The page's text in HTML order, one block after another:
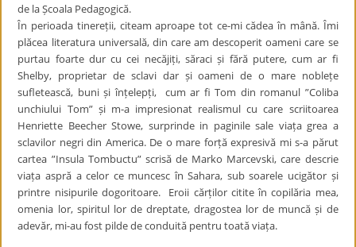
de la Școala Pedagogică.
În perioada tinereții, citeam aproape tot ce-mi cădea în mână. Îmi
plăcea literatura universală, din care am descoperit oameni care se
purtau foarte dur cu cei necăjiți, săraci și fără putere, cum ar fi
Shelby, proprietar de sclavi dar și oameni de o mare noblețe
sufletească, buni și înțelepți, cum ar fi Tom din romanul ”Coliba
unchiului Tom” și m-a impresionat realismul cu care scriitoarea
Henriette Beecher Stowe, surprinde in paginile sale viața grea a
sclavilor negri din America. De o mare forță expresivă mi s-a părut
cartea ”Insula Tombuctu” scrisă de Marko Marcevski, care descrie
viața aspră a celor ce muncesc în Sahara, sub soarele ucigător și
printre nisipurile dogoritoare. Eroii cărților citite în copilăria mea,
omenia lor, spiritul lor de dreptate, dragostea lor de muncă și de
adevăr, mi-au fost pilde de conduită pentru toată viața.